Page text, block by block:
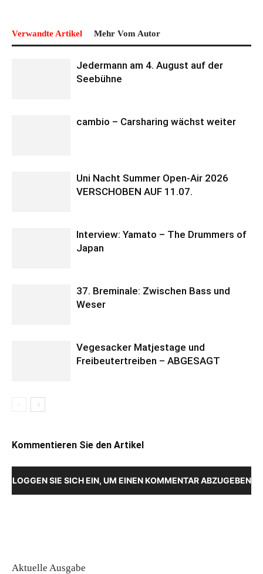
Verwandte Artikel Mehr Vom Autor
Jedermann am 4. August auf der
Seebühne
cambio – Carsharing wächst weiter
Uni Nacht Summer Open-Air 2026
VERSCHOBEN AUF 11.07.
Interview: Yamato – The Drummers of
Japan
37. Breminale: Zwischen Bass und
Weser
Vegesacker Matjestage und
Freibeutertreiben – ABGESAGT
Kommentieren Sie den Artikel
LOGGEN SIE SICH EIN, UM EINEN KOMMENTAR ABZUGEBEN
Aktuelle Ausgabe